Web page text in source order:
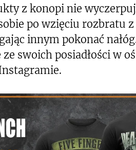
z konopi nie
po wzięciu rozbratu
innym pokonać
swoich posiadłości w